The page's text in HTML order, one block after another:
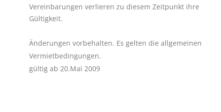
Vereinbarungen verlieren zu diesem Zeitpunkt ihre
Gültigkeit.
Änderungen vorbehalten. Es gelten die allgemeinen
Vermietbedingungen.
gültig ab 20.Mai 2009